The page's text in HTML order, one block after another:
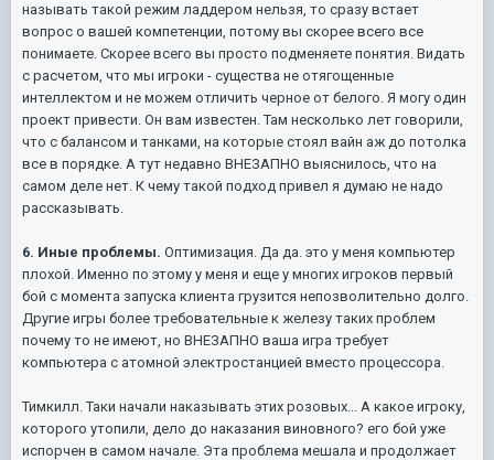
называть такой режим ладдером нельзя, то сразу встает
вопрос о вашей компетенции, потому вы скорее всего все
понимаете. Скорее всего вы просто подменяете понятия. Видать
с расчетом, что мы игроки - существа не отягощенные
интеллектом и не можем отличить черное от белого. Я могу один
проект привести. Он вам известен. Там несколько лет говорили,
что с балансом и танками, на которые стоял вайн аж до потолка
все в порядке. А тут недавно ВНЕЗАПНО выяснилось, что на
самом деле нет. К чему такой подход привел я думаю не надо
рассказывать.
6. Иные проблемы. Оптимизация. Да да. это у меня компьютер
плохой. Именно по этому у меня и еще у многих игроков первый
бой с момента запуска клиента грузится непозволительно долго.
Другие игры более требовательные к железу таких проблем
почему то не имеют, но ВНЕЗАПНО ваша игра требует
компьютера с атомной электростанцией вместо процессора.
Тимкилл. Таки начали наказывать этих розовых... А какое игроку,
которого утопили, дело до наказания виновного? его бой уже
испорчен в самом начале. Эта проблема мешала и продолжает